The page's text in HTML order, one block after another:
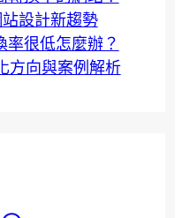
設計新趨勢
率很低怎麼辦？
方向與案例解析